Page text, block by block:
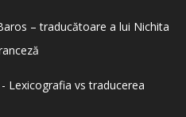
– traducătoare a lui Nichita
Lexicografia vs traducerea